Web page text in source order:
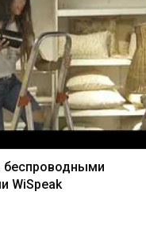
беспроводными
WiSpeak